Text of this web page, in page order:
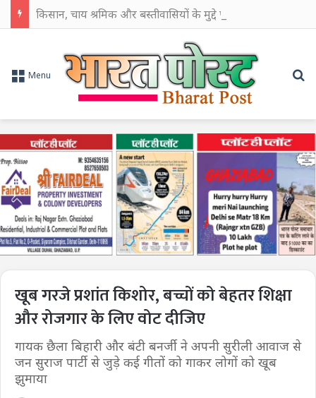
Menu
खूब गरजे प्रशांत किशोर, बच्चों को बेहतर शिक्षा
और रोजगार के लिए वोट दीजिए
गायक छैला बिहारी और बंटी बनर्जी ने अपनी सुरीली आवाज से
जन सुराज पार्टी से जुड़े कई गीतों को गाकर लोगों को खूब
झुमाया